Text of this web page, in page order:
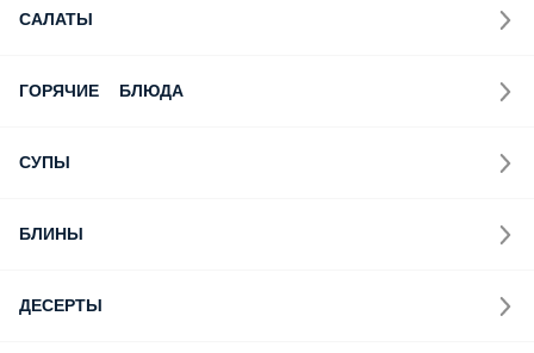
САЛАТЫ
ГОРЯЧИЕ БЛЮДА
СУПЫ
БЛИНЫ
ДЕСЕРТЫ